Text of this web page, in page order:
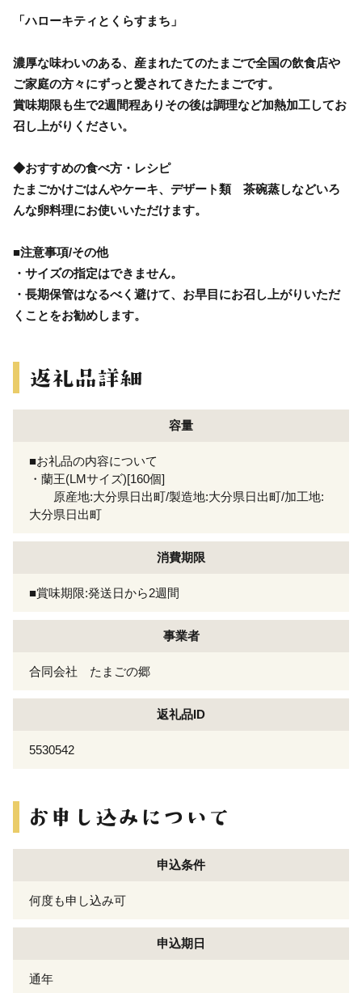
「ハローキティとくらすまち」
濃厚な味わいのある、産まれたてのたまごで全国の飲食店や
ご家庭の方々にずっと愛されてきたたまごです。
賞味期限も生で2週間程ありその後は調理など加熱加工してお
召し上がりください。
◆おすすめの食べ方・レシピ
たまごかけごはんやケーキ、デザート類 茶碗蒸しなどいろ
んな卵料理にお使いいただけます。
■注意事項/その他
・サイズの指定はできません。
・長期保管はなるべく避けて、お早目にお召し上がりいただ
くことをお勧めします。
容量
■お礼品の内容について
・蘭王(LMサイズ)[160個]
原産地:大分県日出町/製造地:大分県日出町/加工地:
大分県日出町
消費期限
■賞味期限:発送日から2週間
事業者
合同会社 たまごの郷
返礼品ID
5530542
申込条件
何度も申し込み可
申込期日
通年